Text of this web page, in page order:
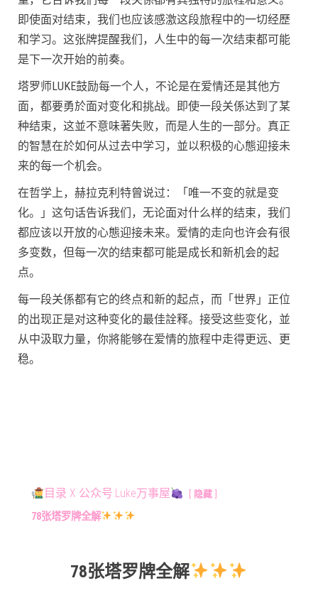
即使面对结束，我们也应该感激这段旅程中的一切经歷
和学习。这张牌提醒我们，人生中的每一次结束都可能
是下一次开始的前奏。
塔罗师LUKE鼓励每一个人，不论是在爱情还是其他方
面，都要勇於面对变化和挑战。即使一段关係达到了某
种结束，这並不意味著失败，而是人生的一部分。真正
的智慧在於如何从过去中学习，並以积极的心態迎接未
来的每一个机会。
在哲学上，赫拉克利特曾说过：「唯一不变的就是变
化。」这句话告诉我们，无论面对什么样的结束，我们
都应该以开放的心態迎接未来。爱情的走向也许会有很
多变数，但每一次的结束都可能是成长和新机会的起
点。
每一段关係都有它的终点和新的起点，而「世界」正位
的出现正是对这种变化的最佳詮释。接受这些变化，並
从中汲取力量，你將能够在爱情的旅程中走得更远、更
稳。
目录 X 公众号:Luke万事屋 隐藏
78张塔罗牌全解
78张塔罗牌全解